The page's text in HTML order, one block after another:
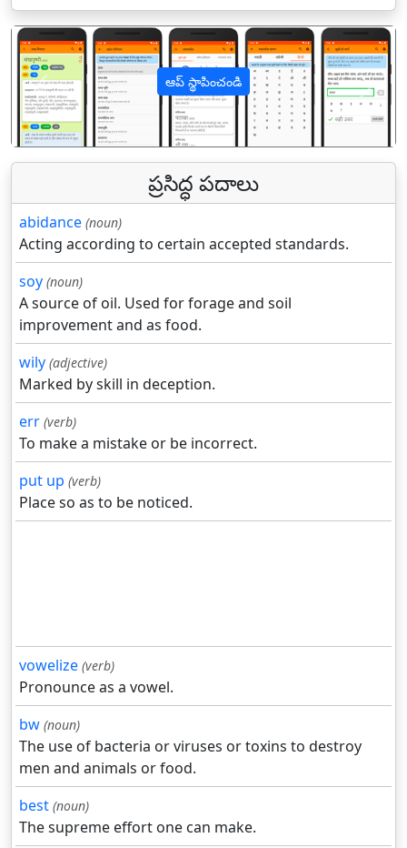
ఆప్ స్థాపించండి
पिछला
ప్రసిద్ధ పదాలు
abidance (noun)
Acting according to certain accepted standards.
soy (noun)
A source of oil. Used for forage and soil
improvement and as food.
wily (adjective)
Marked by skill in deception.
err (verb)
To make a mistake or be incorrect.
put up (verb)
Place so as to be noticed.
vowelize (verb)
Pronounce as a vowel.
bw (noun)
The use of bacteria or viruses or toxins to destroy
men and animals or food.
best (noun)
The supreme effort one can make.